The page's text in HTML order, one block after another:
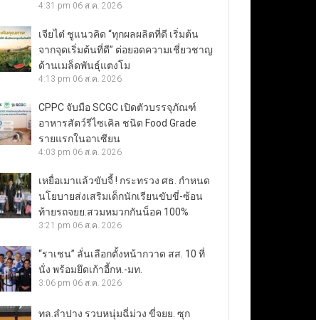
4:31 pm 06 ส.ค. 2026
เจียไต๋ ชูแนวคิด “ทุกผลผลิตที่ดี เริ่มต้น
จากจุดเริ่มต้นที่ดี” ต่อยอดความเชี่ยวชาญ
ด้านเมล็ดพันธุ์แตงโม
4:13 pm 06 ส.ค. 2026
CPPC จับมือ SCGC เปิดตัวบรรจุภัณฑ์
อาหารสัตว์รีไซเคิล ชนิด Food Grade
รายแรกในอาเซียน
4:03 pm 06 ส.ค. 2026
เหยื่อเมาแล้วขับจี้ ! กระทรวง ศธ. กำหนด
นโยบายส่งเสริมเด็กนักเรียนขับขี่-ซ้อน
ท้ายรถจยย.สวมหมวกกันน็อค 100%
3:21 pm 06 ส.ค. 2026
“ราเชน” ลั่นเลือกตั้งหน้ากวาด สส. 10 ที่
นั่ง พร้อมยึดเก้าอี้กห.-มท.
3:06 pm 06 ส.ค. 2026
ทล.ลำปาง รวบหนุ่มฉี่ม่วง ขี่จยย. ซุก